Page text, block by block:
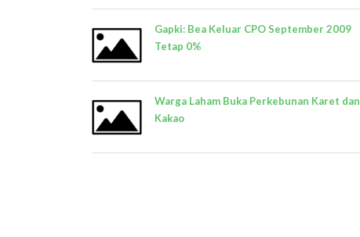
Gapki: Bea Keluar CPO September 2009
Tetap 0%
Warga Laham Buka Perkebunan Karet dan
Kakao